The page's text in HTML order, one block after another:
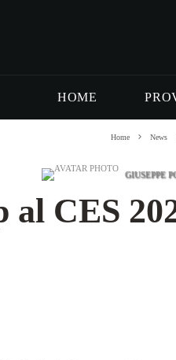
HOME
Home News
GIUSEPPE
al CES